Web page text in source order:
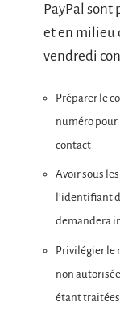
PayPal sont
et en milieu
vendredi
Préparer le
numéro pour
contact
Avoir sous
l’identifiant
demandera
Privilégier le
non
étant